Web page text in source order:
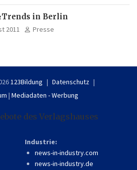
in Berlin
2011 Presse
123Bildung
Datenschutz
| Mediadaten - Werbung
des Verlagshauses
Industrie:
news-in-industry.com
news-in-industry.de